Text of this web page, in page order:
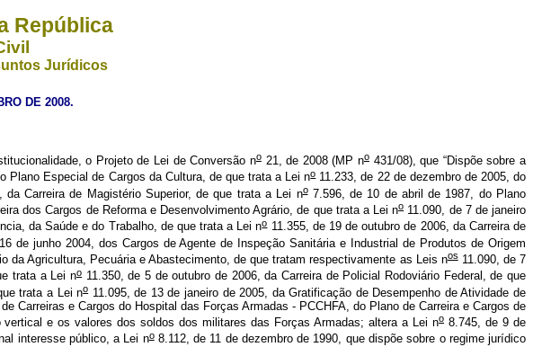
República
Jurídicos
DE 2008.
o Projeto de Lei de Conversão no21, de 2008 (MP no431/08), que “Dispõe sobre a
Plano Especial de Cargos da Cultura, de que trata a Lei no11.233, de 22 de dezembro de 2005, do
Carreira de Magistério Superior, de que trata a Lei no7.596, de 10 de abril de 1987, do Plano
dos Cargos de Reforma e Desenvolvimento Agrário, de que trata a Lei no11.090, de 7 de janeiro
da Saúde e do Trabalho, de que trata a Lei no11.355, de 19 de outubro de 2006, da Carreira de
de junho 2004, dos Cargos de Agente de Inspeção Sanitária e Industrial de Produtos de Origem
da Agricultura, Pecuária e Abastecimento, de que tratam respectivamente as Leis nos11.090, de 7
trata a Lei no11.350, de 5 de outubro de 2006, da Carreira de Policial Rodoviário Federal, de que
trata a Lei no11.095, de 13 de janeiro de 2005, da Gratificação de Desempenho de Atividade de
Carreiras e Cargos do Hospital das Forças Armadas - PCCHFA, do Plano de Carreira e Cargos de
e os valores dos soldos dos militares das Forças Armadas; altera a Lei no8.745, de 9 de
interesse público, a Lei no8.112, de 11 de dezembro de 1990, que dispõe sobre o regime jurídico